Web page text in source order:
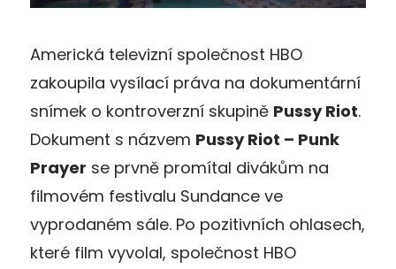
Americká televizní společnost HBO
zakoupila vysílací práva na dokumentární
snímek o kontroverzní skupině Pussy Riot.
Dokument s názvem Pussy Riot – Punk
Prayer se prvně promítal divákům na
filmovém festivalu Sundance ve
vyprodaném sále. Po pozitivních ohlasech,
které film vyvolal, společnost HBO